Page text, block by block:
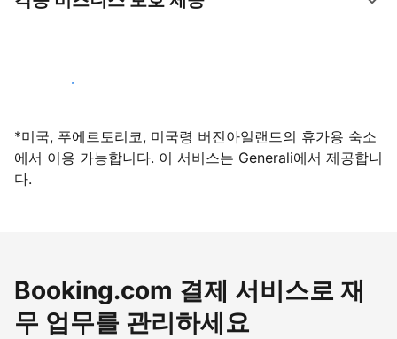
지금 등록하기
*미국, 푸에르토리코, 미국령 버진아일랜드의 휴가용 숙소
에서 이용 가능합니다. 이 서비스는 Generali에서 제공합니
다.
Booking.com 결제 서비스로 재
무 업무를 관리하세요